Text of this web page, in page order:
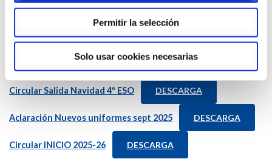
Permitir la selección
Solo usar cookies necesarias
Circular Salida Navidad 1º ESO DESCARGA
Circular Salida Navidad 2º ESO DESCARGA
Circular Salida Navidad 3º ESO DESCARGA
Circular Salida Navidad 4º ESO DESCARGA
Aclaración Nuevos uniformes sept 2025 DESCARGA
Circular INICIO 2025-26
DESCARGA